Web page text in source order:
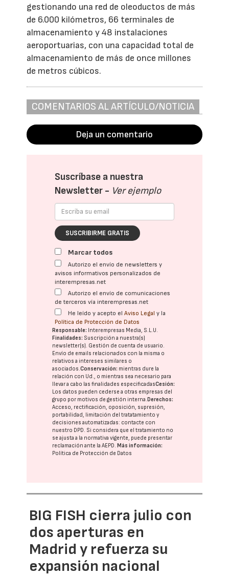
gestionando una red de oleoductos de más
de 6.000 kilómetros, 66 terminales de
almacenamiento y 48 instalaciones
aeroportuarias, con una capacidad total de
almacenamiento de más de once millones
de metros cúbicos.
COMENTARIOS AL ARTÍCULO/NOTICIA
Deja un comentario
Suscríbase a nuestra
Newsletter - Ver ejemplo
SUSCRIBIRME GRATIS
Marcar todos
Autorizo el envío de newsletters y
avisos informativos personalizados de
interempresas.net
Autorizo el envío de comunicaciones
de terceros vía interempresas.net
He leído y acepto elAviso Legal y la
Política de Protección de Datos
Responsable: Interempresas Media, S.L.U.
Finalidades: Suscripción a nuestra(s)
newsletter(s). Gestión de cuenta de usuario.
Envío de emails relacionados con la misma o
relativos a intereses similares o
asociados.Conservación: mientras dure la
relación con Ud., o mientras sea necesario para
llevar a cabo las finalidades especificadasCesión:
Los datos pueden cederse a otras empresas del
grupo por motivos de gestión interna.Derechos:
Acceso, rectificación, oposición, supresión,
portabilidad, limitación del tratatamiento y
decisiones automatizadas: contacte con
nuestro DPD . Si considera que el tratamiento no
se ajusta a la normativa vigente, puede presentar
reclamación ante laAEPD .Más información:
Política de Protección de Datos
BIG FISH cierra julio con
dos aperturas en
Madrid y refuerza su
expansión nacional